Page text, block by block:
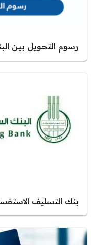
رسوم التحويل بين
بنك التسليف